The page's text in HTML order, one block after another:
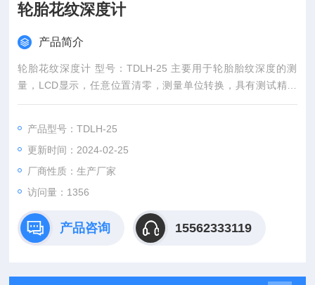
轮胎花纹深度计
产品简介
轮胎花纹深度计 型号：TDLH-25 主要用于轮胎胎纹深度的测
量，LCD显示，任意位置清零，测量单位转换，具有测试精度
高，重复性好的特点。
产品型号：TDLH-25
更新时间：2024-02-25
厂商性质：生产厂家
访问量：1356
产品咨询 15562333119